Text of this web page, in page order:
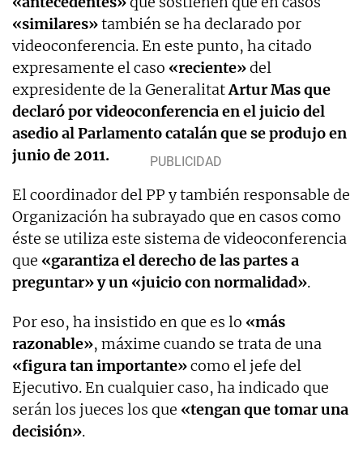
«similares»también se ha declarado por
videoconferencia. En este punto, ha citado
expresamente el caso «reciente»del
expresidente de la GeneralitatArtur Mas que
declaró por videoconferencia en el juicio del
asedio al Parlamento catalán que se produjo en
junio de 2011.
El coordinador del PP y también responsable de
Organización ha subrayado que en casos como
éste se utiliza este sistema de videoconferencia
que «garantiza el derecho de las partes a
preguntar» y un «juicio con normalidad».
Por eso, ha insistido en que es lo «más
razonable», máxime cuando se trata de una
«figura tan importante»como el jefe del
Ejecutivo. En cualquier caso, ha indicado que
serán los jueces los que «tengan que tomar una
decisión».